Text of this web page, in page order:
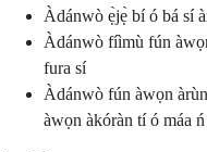
Àdánwò ẹ̀jẹ̀ bí ó bá sí
Àdánwò fíìmù fún
fura sí
Àdánwò fún àwọn
àwọn àkóràn tí ó máa